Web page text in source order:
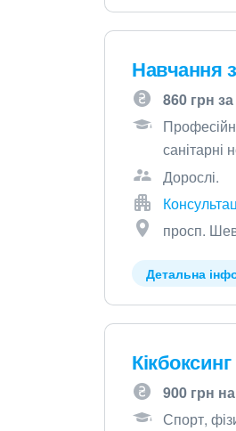
Навчання
860 грн
санітарні
Дорослі.
просп.
Детальна
900 грн
Спорт,